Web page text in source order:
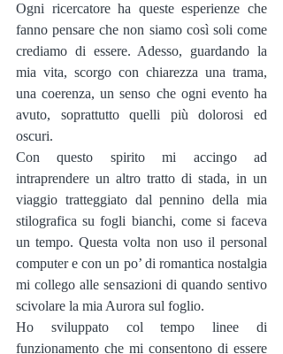
Ogni ricercatore ha queste esperienze che
fanno pensare che non siamo così soli come
crediamo di essere. Adesso, guardando la
mia vita, scorgo con chiarezza una trama,
una coerenza, un senso che ogni evento ha
avuto, soprattutto quelli più dolorosi ed
oscuri.
Con questo spirito mi accingo ad
intraprendere un altro tratto di stada, in un
viaggio tratteggiato dal pennino della mia
stilografica su fogli bianchi, come si faceva
un tempo. Questa volta non uso il personal
computer e con un po’ di romantica nostalgia
mi collego alle sensazioni di quando sentivo
scivolare la mia Aurora sul foglio.
Ho sviluppato col tempo linee di
funzionamento che mi consentono di essere